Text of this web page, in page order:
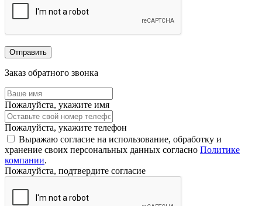
Отправить
Заказ обратного звонка
Пожалуйста, укажите имя
Пожалуйста, укажите телефон
Выражаю согласие на использование, обработку и
хранение своих персональных данных согласно Политике
компании.
Пожалуйста, подтвердите согласие